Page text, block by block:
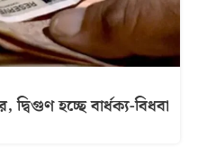
হচ্ছে বার্ধক্য-বিধবা